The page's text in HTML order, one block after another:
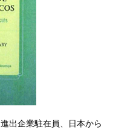
出企業駐在員、日本から